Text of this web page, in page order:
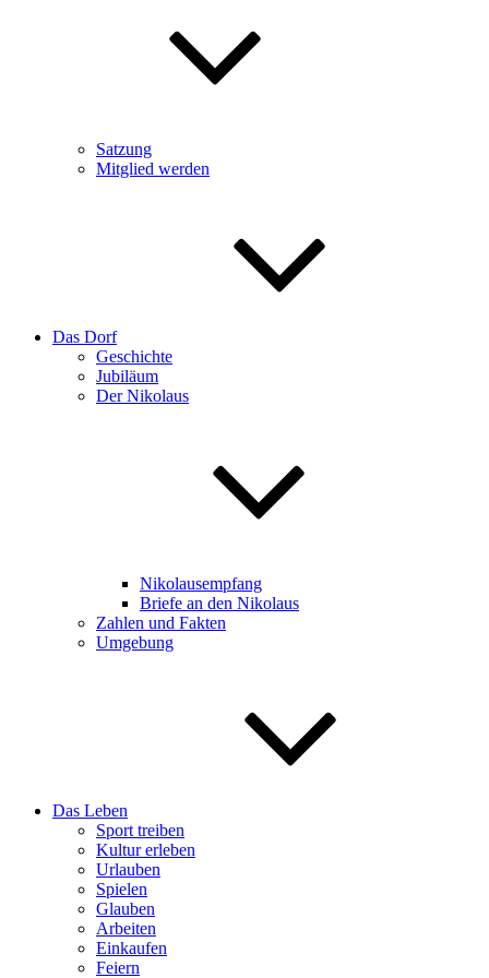
Satzung
Mitglied werden
Das Dorf
Geschichte
Jubiläum
Der Nikolaus
Nikolausempfang
Briefe an den Nikolaus
Zahlen und Fakten
Umgebung
Das Leben
Sport treiben
Kultur erleben
Urlauben
Spielen
Glauben
Arbeiten
Einkaufen
Feiern